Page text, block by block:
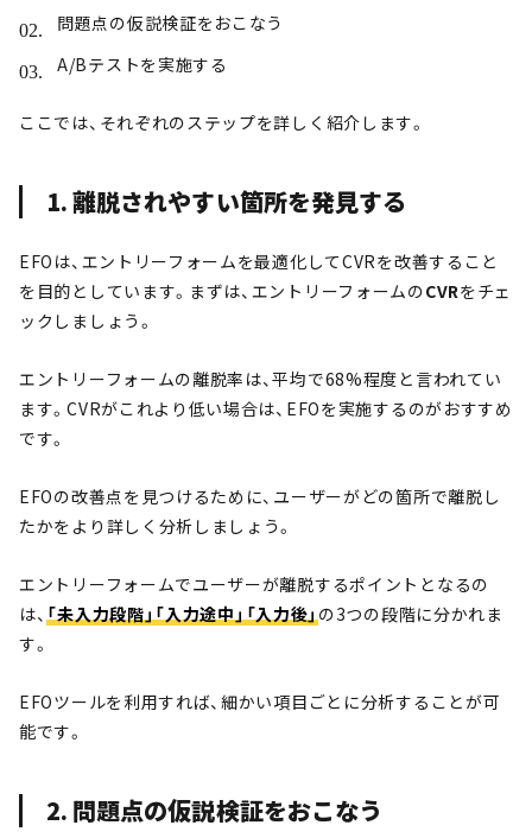
問題点の仮説検証をおこなう
A/Bテストを実施する
ここでは、それぞれのステップを詳しく紹介します。
1. 離脱されやすい箇所を発見する
EFOは、エントリーフォームを最適化してCVRを改善すること
を目的としています。まずは、エントリーフォームのCVRをチェ
ックしましょう。
エントリーフォームの離脱率は、平均で68%程度と言われてい
ます。CVRがこれより低い場合は、EFOを実施するのがおすすめ
です。
EFOの改善点を見つけるために、ユーザーがどの箇所で離脱し
たかをより詳しく分析しましょう。
エントリーフォームでユーザーが離脱するポイントとなるの
は、 「未入力段階」「入力途中」「入力後」 の3つの段階に分かれま
す。
EFOツールを利用すれば、細かい項目ごとに分析することが可
能です。
2. 問題点の仮説検証をおこなう